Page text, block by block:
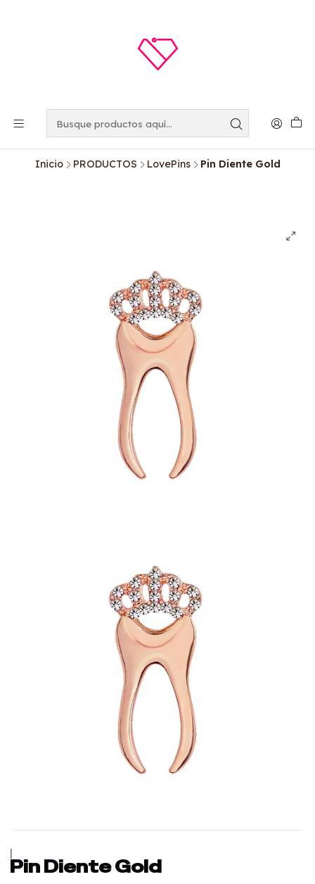
Inicio PRODUCTOS LovePins Pin Diente Gold
Pin Diente Gold